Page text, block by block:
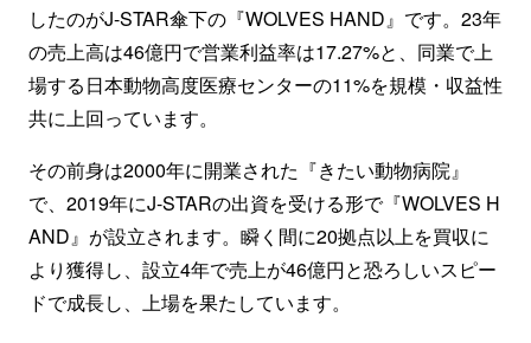
したのがJ-STAR傘下の『WOLVES HAND』です。23年
の売上高は46億円で営業利益率は17.27%と、同業で上
場する日本動物高度医療センターの11%を規模・収益性
共に上回っています。
その前身は2000年に開業された『きたい動物病院』
で、2019年にJ-STARの出資を受ける形で『WOLVES H
AND』が設立されます。瞬く間に20拠点以上を買収に
より獲得し、設立4年で売上が46億円と恐ろしいスピー
ドで成長し、上場を果たしています。